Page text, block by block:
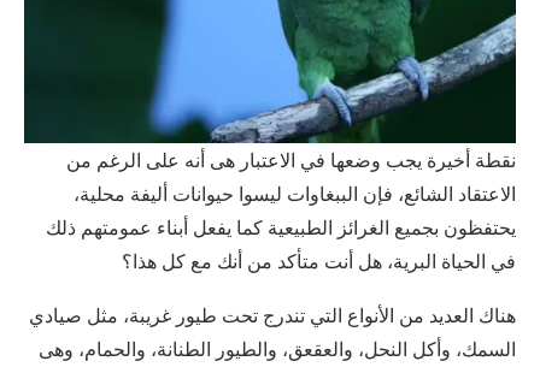
نقطة أخيرة يجب وضعها في الاعتبار هى أنه على الرغم من
الاعتقاد الشائع، فإن الببغاوات ليسوا حيوانات أليفة محلية،
يحتفظون بجميع الغرائز الطبيعية كما يفعل أبناء عمومتهم ذلك
في الحياة البرية، هل أنت متأكد من أنك مع كل هذا؟
هناك العديد من الأنواع التي تندرج تحت طيور غريبة، مثل صيادي
السمك، وأكل النحل، والعقعق، والطيور الطنانة، والحمام، وهى